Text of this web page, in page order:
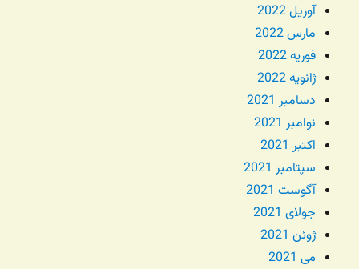
آوریل 2022
مارس 2022
فوریه 2022
ژانویه 2022
دسامبر 2021
نوامبر 2021
اکتبر 2021
سپتامبر 2021
آگوست 2021
جولای 2021
ژوئن 2021
می 2021